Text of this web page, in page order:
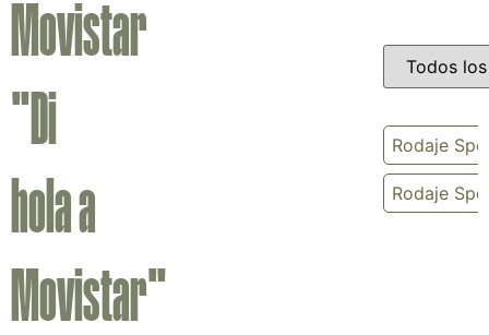
Movistar
"Di
hola a
Movistar"
Rodaje
Rodaje